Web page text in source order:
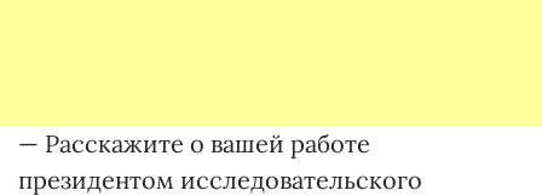
— Расскажите о вашей работе
президентом исследовательского